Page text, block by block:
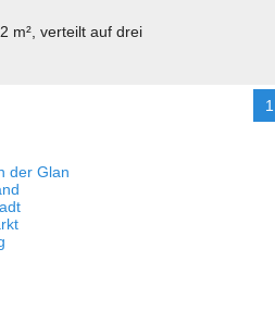
m², verteilt auf drei
1
der Glan